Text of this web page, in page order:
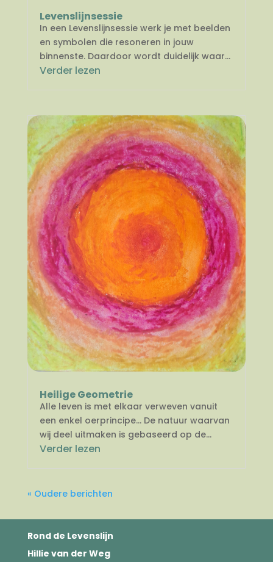
Levenslijnsessie
In een Levenslijnsessie werk je met beelden
en symbolen die resoneren in jouw
binnenste. Daardoor wordt duidelijk waar...
Verder lezen
Heilige Geometrie
Alle leven is met elkaar verweven vanuit
een enkel oerprincipe… De natuur waarvan
wij deel uitmaken is gebaseerd op de...
Verder lezen
« Oudere berichten
Rond de Levenslijn
Hillie van der Weg